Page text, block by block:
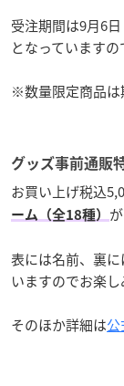
受注期間は9月6
となっていますの
※数量限定商品は
グッズ事前通販
お買い上げ税込
ーム（全18種）
表には名前、裏
いますのでお楽し
そのほか詳細は